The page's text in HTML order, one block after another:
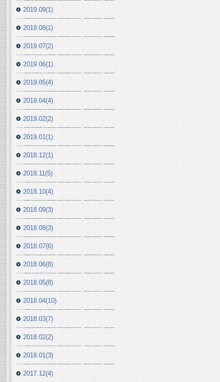
2019.09(1)
2019.08(1)
2019.07(2)
2019.06(1)
2019.05(4)
2019.04(4)
2019.02(2)
2019.01(1)
2018.12(1)
2018.11(5)
2018.10(4)
2018.09(3)
2018.08(3)
2018.07(6)
2018.06(8)
2018.05(8)
2018.04(10)
2018.03(7)
2018.02(2)
2018.01(3)
2017.12(4)